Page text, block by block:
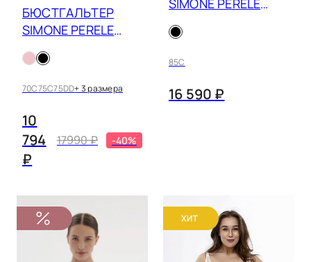
БЮСТГАЛЬТЕР
SIMONE PERELE
SAGA 15C319
70C75C75DD+ 3 размера
10
794
₽
17990 ₽ -40%
SIMONE PERELE
SAGA 15C330
85C
16 590 ₽